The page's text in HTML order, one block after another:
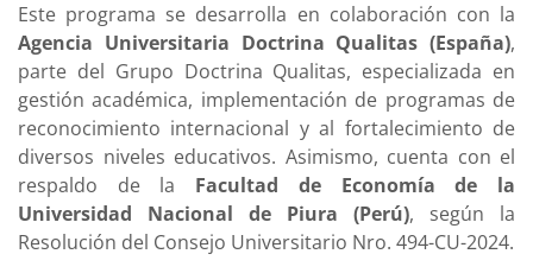
Este programa se desarrolla en colaboración con la
Agencia Universitaria Doctrina Qualitas (España),
parte del Grupo Doctrina Qualitas, especializada en
gestión académica, implementación de programas de
reconocimiento internacional y al fortalecimiento de
diversos niveles educativos. Asimismo, cuenta con el
respaldo de la Facultad de Economía de la
Universidad Nacional de Piura (Perú), según la
Resolución del Consejo Universitario Nro. 494-CU-2024.